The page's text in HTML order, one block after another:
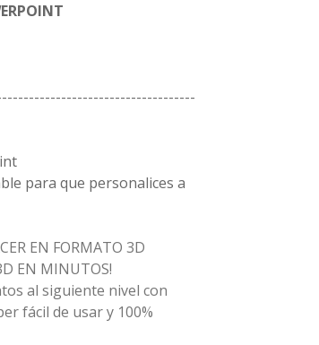
para que personalices a
EN FORMATO 3D
EN MINUTOS!
al siguiente nivel con
fácil de usar y 100%